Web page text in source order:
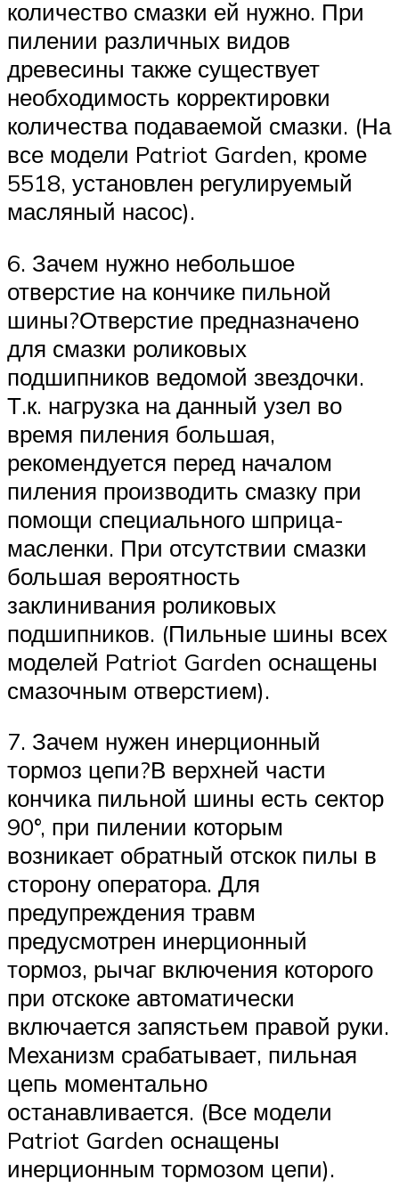
количество смазки ей нужно. При
пилении различных видов
древесины также существует
необходимость корректировки
количества подаваемой смазки. (На
все модели Patriot Garden, кроме
5518, установлен регулируемый
масляный насос).
6. Зачем нужно небольшое
отверстие на кончике пильной
шины?Отверстие предназначено
для смазки роликовых
подшипников ведомой звездочки.
Т.к. нагрузка на данный узел во
время пиления большая,
рекомендуется перед началом
пиления производить смазку при
помощи специального шприца-
масленки. При отсутствии смазки
большая вероятность
заклинивания роликовых
подшипников. (Пильные шины всех
моделей Patriot Garden оснащены
смазочным отверстием).
7. Зачем нужен инерционный
тормоз цепи?В верхней части
кончика пильной шины есть сектор
90°, при пилении которым
возникает обратный отскок пилы в
сторону оператора. Для
предупреждения травм
предусмотрен инерционный
тормоз, рычаг включения которого
при отскоке автоматически
включается запястьем правой руки.
Механизм срабатывает, пильная
цепь моментально
останавливается. (Все модели
Patriot Garden оснащены
инерционным тормозом цепи).